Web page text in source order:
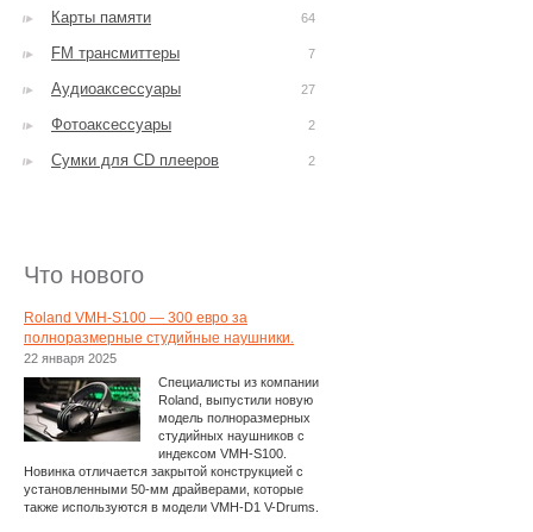
Карты памяти 64
FM трансмиттеры 7
Аудиоаксессуары 27
Фотоаксессуары 2
Сумки для CD плееров 2
Что нового
Roland VMH-S100 — 300 евро за
полноразмерные студийные наушники.
22 января 2025
Специалисты из компании
Roland, выпустили новую
модель полноразмерных
студийных наушников с
индексом VMH-S100.
Новинка отличается закрытой конструкцией с
установленными 50-мм драйверами, которые
также используются в модели VMH-D1 V-Drums.